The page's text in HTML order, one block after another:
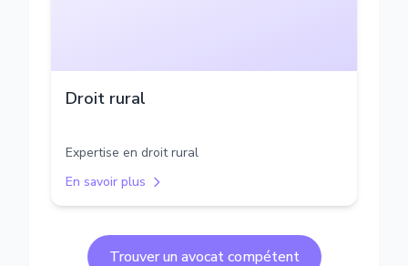
Droit rural
Expertise en droit rural
En savoir plus
Trouver un avocat compétent